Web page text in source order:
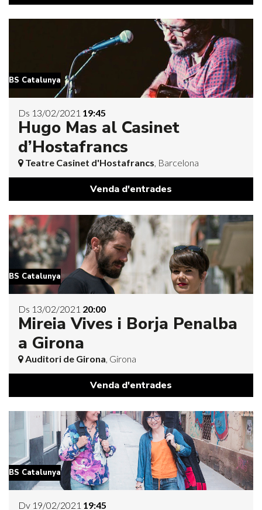
BS Catalunya
Ds 13/02/2021 19:45
Hugo Mas al Casinet
d’Hostafrancs
Teatre Casinet d'Hostafrancs, Barcelona
Venda d'entrades
BS Catalunya
Ds 13/02/2021 20:00
Mireia Vives i Borja Penalba
a Girona
Auditori de Girona, Girona
Venda d'entrades
BS Catalunya
Dv 19/02/2021 19:45